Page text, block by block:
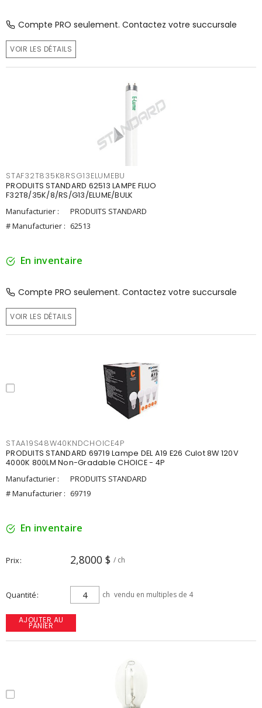
Compte PRO seulement. Contactez votre succursale
VOIR LES DÉTAILS
STAF32T835K8RSG13ELUMEBU
PRODUITS STANDARD 62513 LAMPE FLUO
F32T8/35K/8/RS/G13/ELUME/BULK
Manufacturier :
PRODUITS STANDARD
# Manufacturier : 62513
En inventaire
Compte PRO seulement. Contactez votre succursale
VOIR LES DÉTAILS
STAA19S48W40KNDCHOICE4P
PRODUITS STANDARD 69719 Lampe DEL A19 E26 Culot 8W 120V
4000K 800LM Non-Gradable CHOICE - 4P
Manufacturier :
PRODUITS STANDARD
# Manufacturier : 69719
En inventaire
Prix 2,8000 $ / ch
Quantité ch vendu en multiples de 4
AJOUTER AU
PANIER